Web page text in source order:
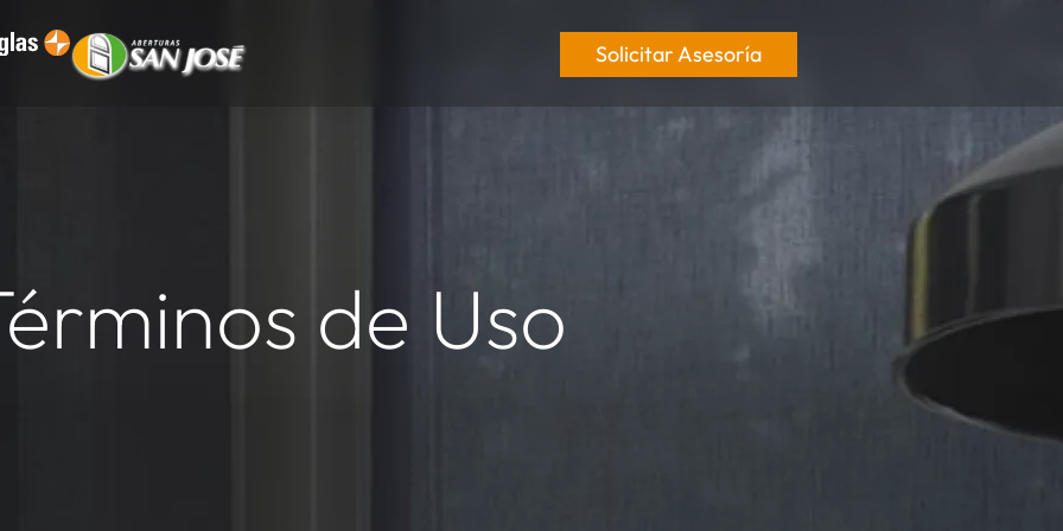
Solicitar Asesoría
de Uso